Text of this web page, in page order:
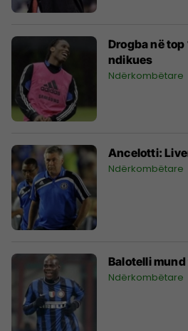
Drogba në
ndikues
Ndërkombëtare
Ancelotti:
Ndërkombëtare
Balotelli
Ndërkombëtare